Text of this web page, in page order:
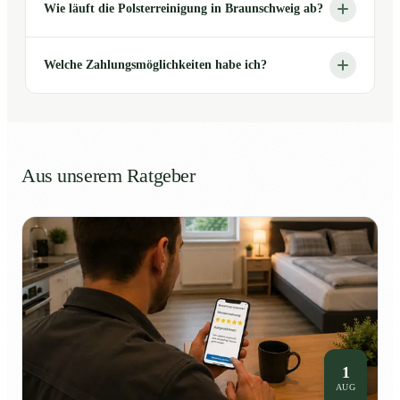
Wie läuft die Polsterreinigung in Braunschweig ab?
Welche Zahlungsmöglichkeiten habe ich?
Aus unserem Ratgeber
1
AUG